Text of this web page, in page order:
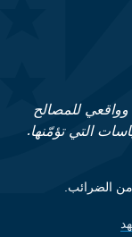
للمصالح
التي تؤمّنها.